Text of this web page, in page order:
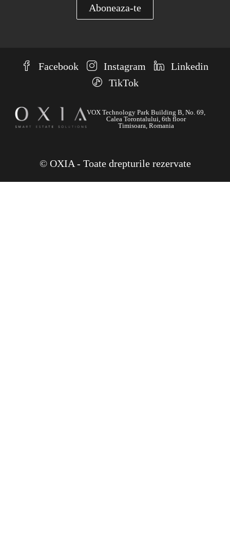
Facebook Instagram
Linkedin
TikTok
VOX Technology Park Building B, No. 69,
Calea Torontalului, 6th floor
Timisoara, Romania
© OXIA - Toate drepturile rezervate